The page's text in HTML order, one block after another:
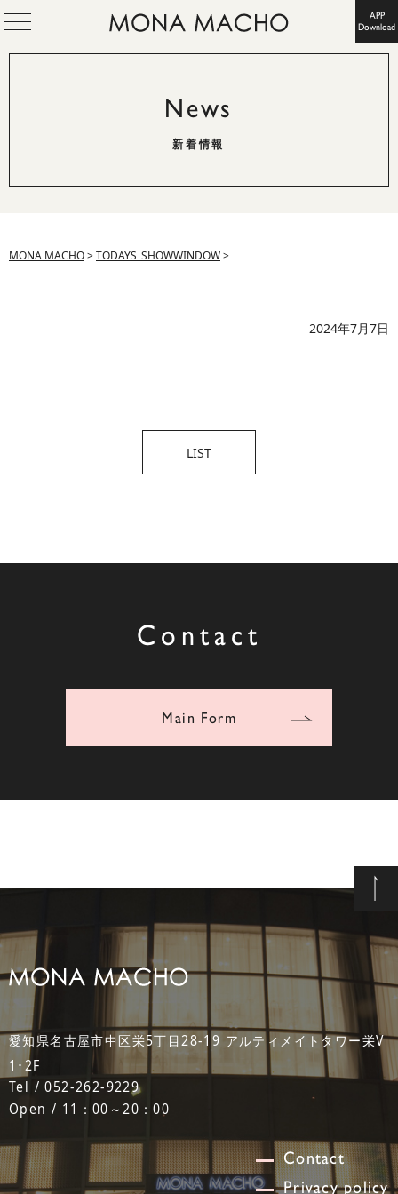
APP
Download
News
新着情報
MONA MACHO>TODAYS_SHOWWINDOW>
2024年7月7日
LIST
Contact
Main Form
愛知県名古屋市中区栄5丁目28-19 アルティメイトタワー栄V
1･2F
Tel / 052-262-9229
Open / 11：00～20：00
Contact
Privacy policy